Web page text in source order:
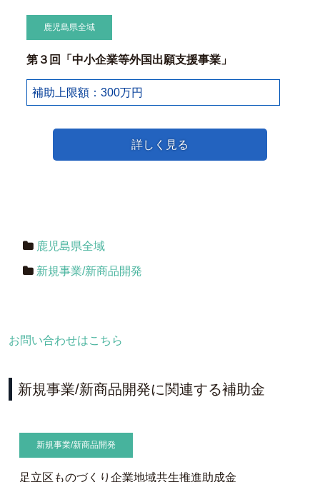
鹿児島県全域
第３回「中小企業等外国出願支援事業」
補助上限額：300万円
詳しく見る
鹿児島県全域
新規事業/新商品開発
お問い合わせはこちら
新規事業/新商品開発に関連する補助金
新規事業/新商品開発
足立区ものづくり企業地域共生推進助成金